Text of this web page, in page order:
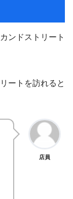
ンドストリート
ートを訪れると
店員